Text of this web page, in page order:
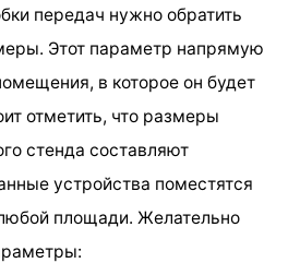
передач нужно обратить
Этот параметр напрямую
в которое он будет
отметить, что размеры
стенда составляют
устройства поместятся
площади. Желательно